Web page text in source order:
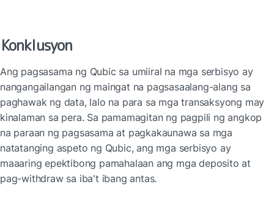
Konklusyon
Ang pagsasama ng Qubic sa umiiral na mga serbisyo ay
nangangailangan ng maingat na pagsasaalang-alang sa
paghawak ng data, lalo na para sa mga transaksyong may
kinalaman sa pera. Sa pamamagitan ng pagpili ng angkop
na paraan ng pagsasama at pagkakaunawa sa mga
natatanging aspeto ng Qubic, ang mga serbisyo ay
maaaring epektibong pamahalaan ang mga deposito at
pag-withdraw sa iba't ibang antas.